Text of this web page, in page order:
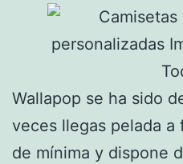
Wallapop se ha sido
veces llegas pelada a
de mínima y dispone